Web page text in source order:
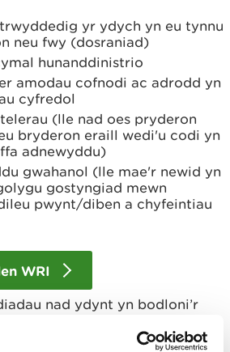
yr ydych yn eu tynnu
neu fwy (dosraniad)
hunanddinistrio
amodau cofnodi ac adrodd yn
cyfredol
(lle nad oes pryderon
bryderon eraill wedi'u codi yn
adnewyddu)
gwahanol (lle mae'r newid yn
gostyngiad mewn
pwynt/diben a chyfeintiau
WRI
nad ydynt yn bodloni’r
chynnydd mewn niferoedd